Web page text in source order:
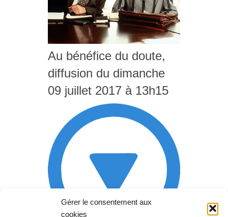
Gérer le consentement aux
cookies
Au bénéfice du doute,
diffusion du dimanche
09 juillet 2017 à 13h15